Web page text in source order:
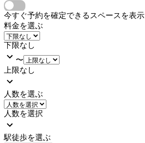
今すぐ予約を確定できるスペースを表示
料金を選ぶ
下限なし
〜
上限なし
人数を選ぶ
人数を選択
駅徒歩を選ぶ